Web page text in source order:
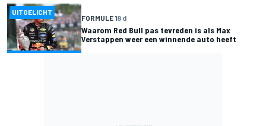
UITGELICHT
FORMULE 18 d
Waarom Red Bull pas tevreden is als Max
Verstappen weer een winnende auto heeft